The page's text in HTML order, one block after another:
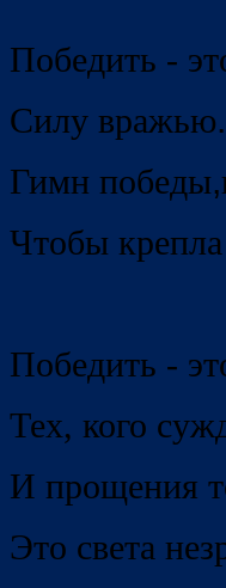
Победить -
Силу вражью.
Гимн победы,
Чтобы
Победить -
Тех, кого
И прощения
Это света